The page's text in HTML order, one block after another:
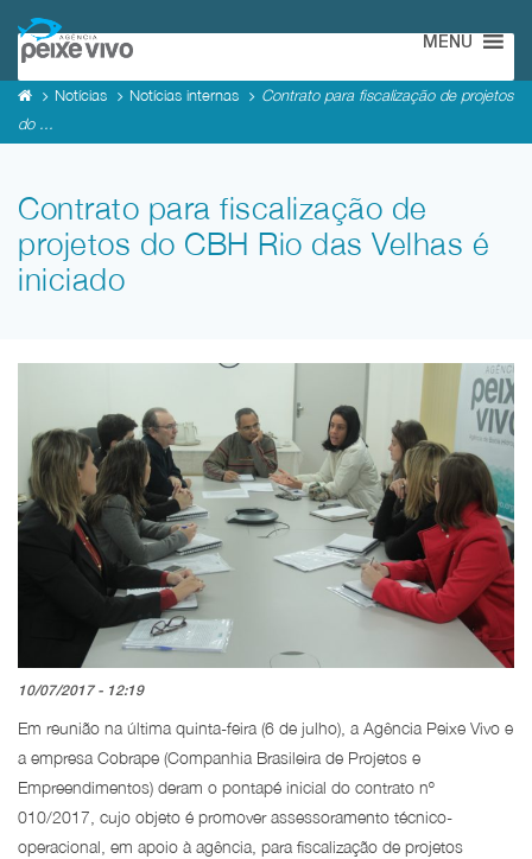
MENU
Notícias Notícias internas
Contrato para fiscalização de projetos
do ...
Contrato para fiscalização de
projetos do CBH Rio das Velhas é
iniciado
10/07/2017 - 12:19
Em reunião na última quinta-feira (6 de julho), a Agência Peixe Vivo e
a empresa Cobrape (Companhia Brasileira de Projetos e
Empreendimentos) deram o pontapé inicial do contrato nº
010/2017, cujo objeto é promover assessoramento técnico-
operacional, em apoio à agência, para fiscalização de projetos